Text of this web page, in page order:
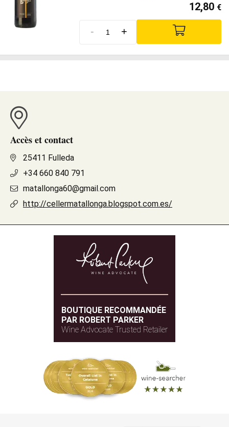
12,80 €
- +
Accès et contact
25411 Fulleda
+34 660 840 791
matallonga60@gmail.com
http://cellermatallonga.blogspot.com.es/
BOUTIQUE RECOMMANDÉE
PAR ROBERT PARKER
Wine Advocate Trusted Retailer